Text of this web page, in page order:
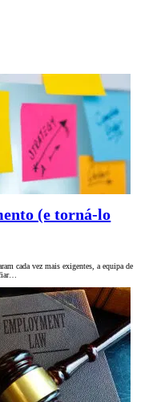
(e torná-lo
cada vez mais exigentes, a equipa de